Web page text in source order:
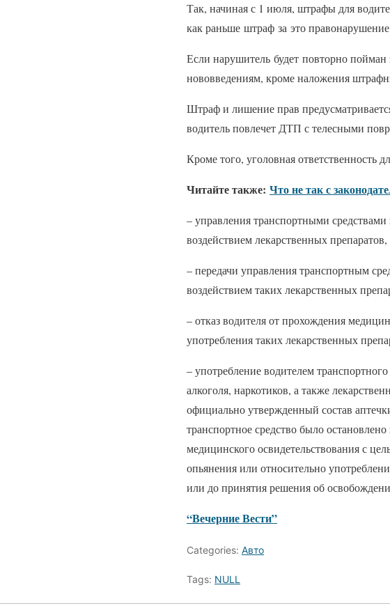
Так, начиная с 1 июля, штрафы для
как раньше штраф за это
Если нарушитель будет повторно пойман
нововведениям, кроме наложения
Штраф и лишение прав
водитель повлечет ДТП с телесными
Кроме того, уголовная ответственность
Читайте также: Что не так с
– управления транспортными
воздействием лекарственных
– передачи управления транспортным
воздействием таких лекарственных
– отказ водителя от прохождения
употребления таких лекарственных
– употребление водителем
алкоголя, наркотиков, а также
официально утвержденный состав
транспортное средство было
медицинского освидетельствования с
опьянения или относительно
или до принятия решения об
“Вечерние Вести”
Categories: Авто
Tags: NULL